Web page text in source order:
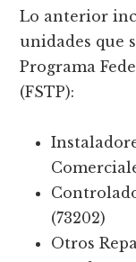
Lo anterior
unidades que
Programa
(FSTP):
(73202)
Otros